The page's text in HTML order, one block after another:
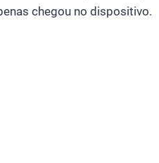
chegou no dispositivo.